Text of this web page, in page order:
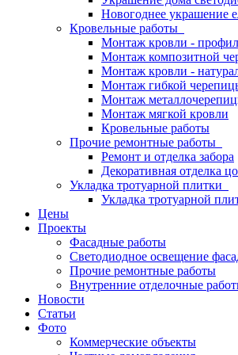
Новогоднее украшение
Кровельные работы
Монтаж кровли -
Монтаж композитной
Монтаж кровли -
Монтаж гибкой
Монтаж
Монтаж мягкой кровли
Кровельные работы
Прочие ремонтные работы
Ремонт и отделка забора
Декоративная отделка
Укладка тротуарной плитки
Укладка тротуарной
Цены
Проекты
Фасадные работы
Светодиодное освещение
Прочие ремонтные работы
Внутренние отделочные
Новости
Статьи
Фото
Коммерческие объекты